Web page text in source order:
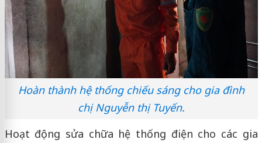
Hoàn thành hệ thống chiếu sáng cho gia đình
chị Nguyễn thị Tuyến.
Hoạt động sửa chữa hệ thống điện cho các gia